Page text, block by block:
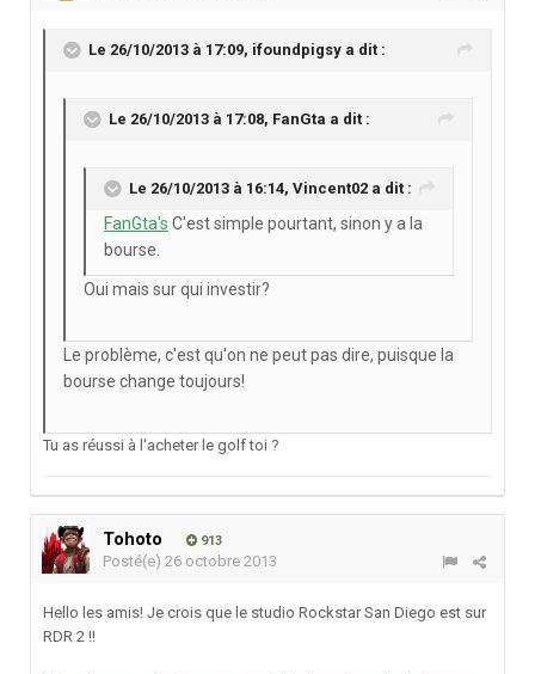
Le 26/10/2013 à 17:09, ifoundpigsy a dit :
Le 26/10/2013 à 17:08, FanGta a dit :
Le 26/10/2013 à 16:14, Vincent02 a dit :
FanGta's C'est simple pourtant, sinon y a la
bourse.
Oui mais sur qui investir?
Le problème, c'est qu'on ne peut pas dire, puisque la
bourse change toujours!
Tu as réussi à l'acheter le golf toi ?
Tohoto 913
Posté(e) 26 octobre 2013
Hello les amis! Je crois que le studio Rockstar San Diego est sur
RDR 2 !!